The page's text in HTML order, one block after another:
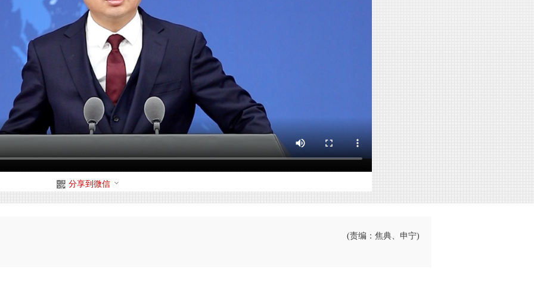
分享到微信
(责编：焦典、申宁)